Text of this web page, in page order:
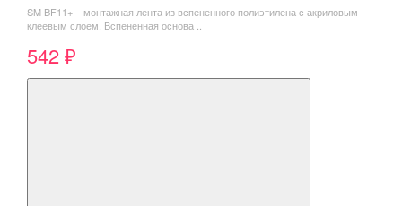
SM BF11+ – монтажная лента из вспененного полиэтилена с акриловым
клеевым слоем. Вспененная основа ..
542 ₽